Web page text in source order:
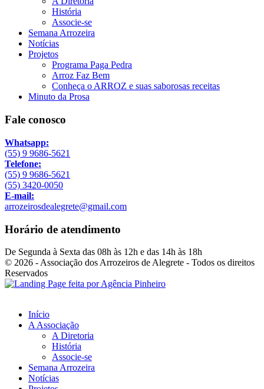
História
Associe-se
Semana Arrozeira
Notícias
Projetos
Programa Paga Pedra
Arroz Faz Bem
Conheça o ARROZ e suas saborosas receitas
Minuto da Prosa
Fale conosco
Whatsapp:
(55) 9 9686-5621
Telefone:
(55) 9 9686-5621
(55) 3420-0050
E-mail:
arrozeirosdealegrete@gmail.com
Horário de atendimento
De Segunda à Sexta das 08h às 12h e das 14h às 18h
© 2026 - Associação dos Arrozeiros de Alegrete - Todos os direitos
Reservados
Início
A Associação
A Diretoria
História
Associe-se
Semana Arrozeira
Notícias